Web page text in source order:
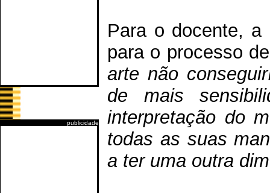
publicidade
Para o docente,
para o processo
arte não
de mais
interpretação do
todas as suas
a ter uma outra